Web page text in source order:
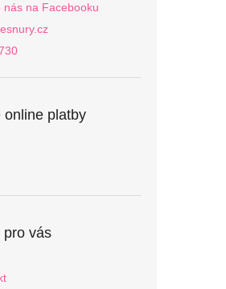
nás na Facebooku
online platby
pro vás